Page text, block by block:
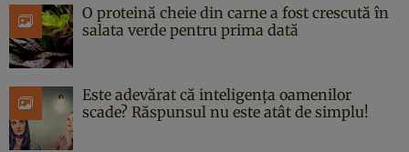
O proteină cheie din carne a fost crescută în
salata verde pentru prima dată
Este adevărat că inteligența oamenilor
scade? Răspunsul nu este atât de simplu!